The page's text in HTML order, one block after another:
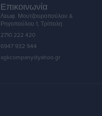
Επικοινωνία
Λεωφ. Μουτζουροπούλου &
Ρηγοπούλου 1, Τρίπολη
2710 222 420
6947 932 944
agkcompany@yahoo.gr